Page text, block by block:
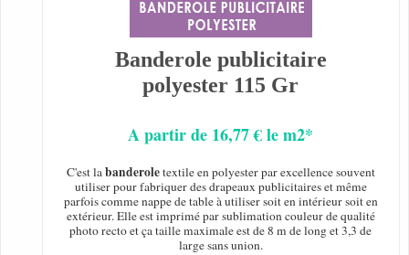
Banderole publicitaire
polyester 115 Gr
A partir de 16,77 € le m2*
C'est labanderoletextile en polyester par excellence souvent
utiliser pour fabriquer des drapeaux publicitaires et même
parfois comme nappe de table à utiliser soit en intérieur soit en
extérieur. Elle est imprimé par sublimation couleur de qualité
photo recto et ça taille maximale est de 8 m de long et 3,3 de
large sans union.